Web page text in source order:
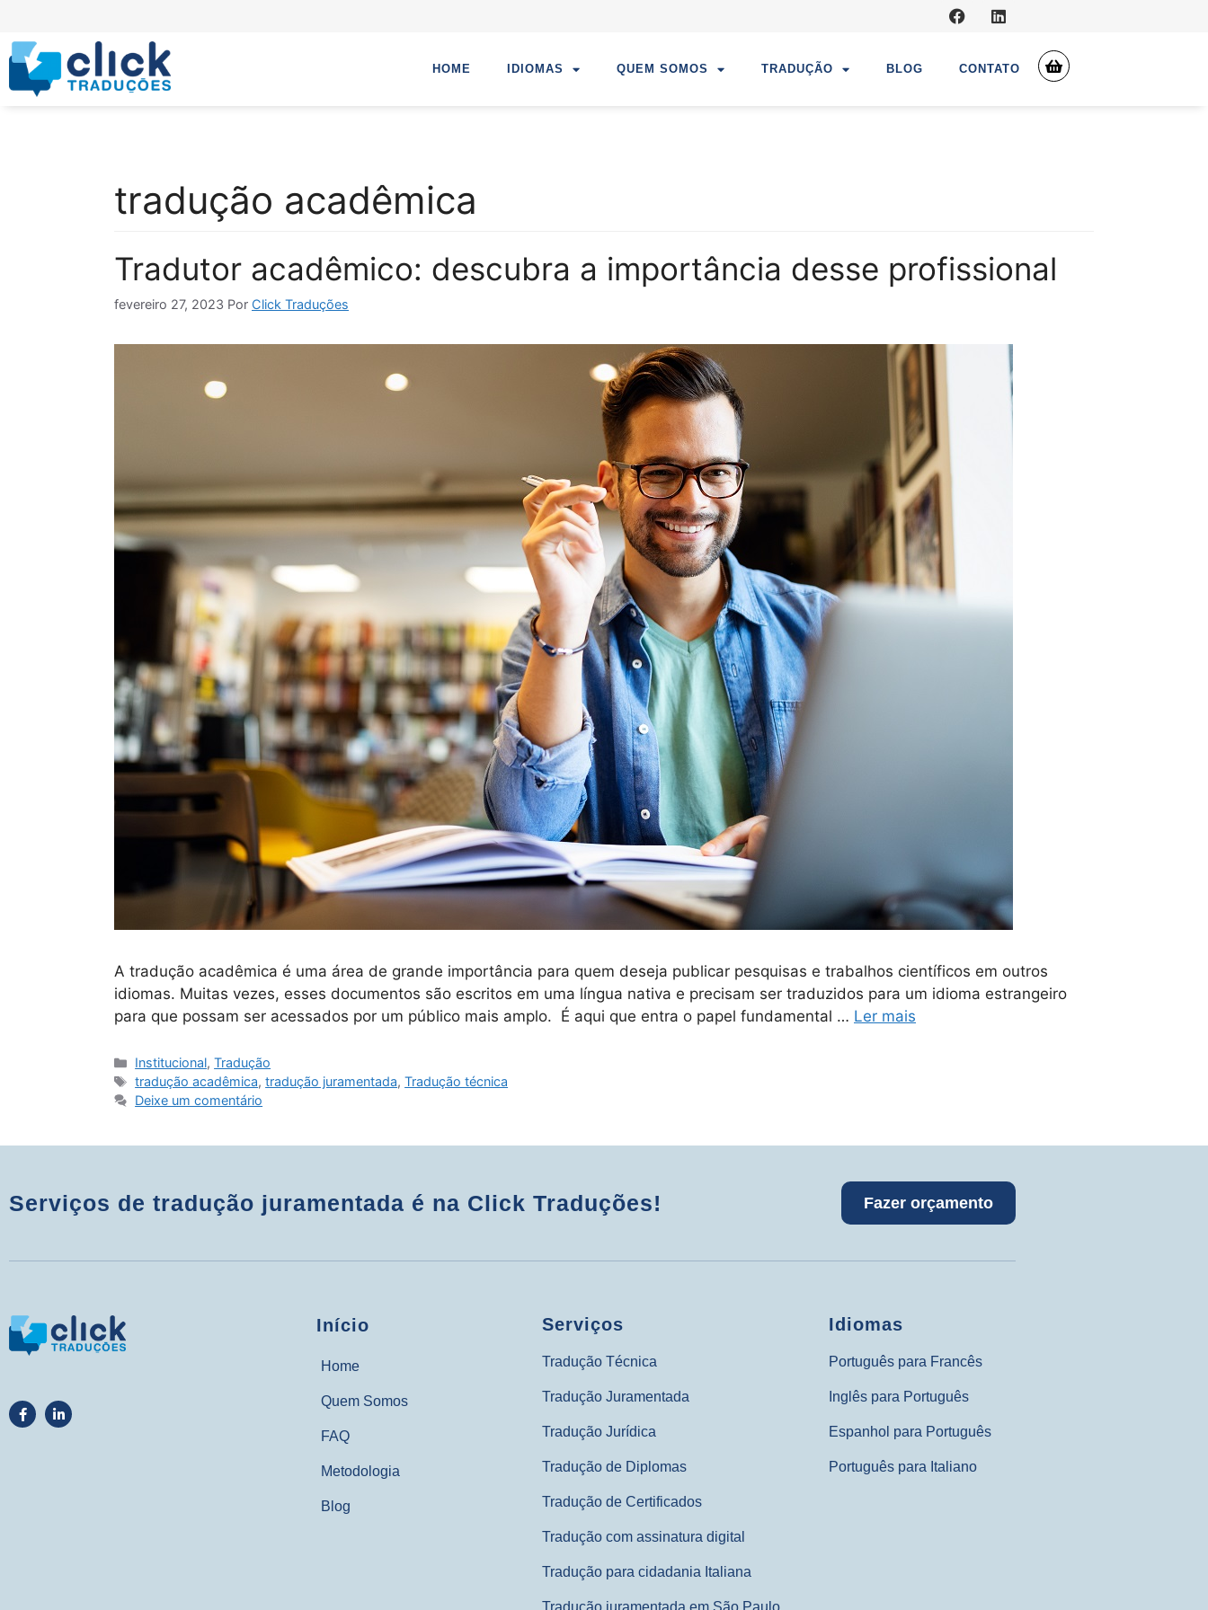
HOME IDIOMAS QUEM SOMOS TRADUÇÃO BLOG CONTATO
tradução acadêmica
Tradutor acadêmico: descubra a importância desse profissional
fevereiro 27, 2023 Por Click Traduções
A tradução acadêmica é uma área de grande importância para quem deseja publicar pesquisas e trabalhos científicos em outros
idiomas. Muitas vezes, esses documentos são escritos em uma língua nativa e precisam ser traduzidos para um idioma estrangeiro
para que possam ser acessados por um público mais amplo. É aqui que entra o papel fundamental … Ler mais
Institucional,Tradução
tradução acadêmica,tradução juramentada,Tradução técnica
Deixe um comentário
Serviços de tradução juramentada é na Click Traduções! Fazer orçamento
Início
Home
Quem Somos
FAQ
Metodologia
Blog
Serviços
Tradução Técnica
Tradução Juramentada
Tradução Jurídica
Tradução de Diplomas
Tradução de Certificados
Tradução com assinatura digital
Tradução para cidadania Italiana
Idiomas
Português para Francês
Inglês para Português
Espanhol para Português
Português para Italiano